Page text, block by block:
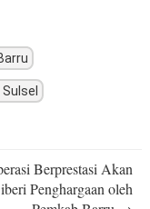
Berprestasi Akan
Penghargaan oleh